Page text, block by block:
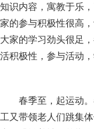
知识内容，寓教于乐
家的参与积极性很高
大家的学习劲头很足
活积极性，参与活动，
春季至，起运动
工又带领老人们跳集